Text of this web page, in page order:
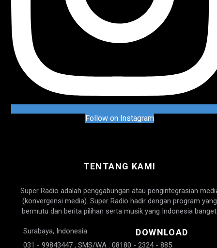
Follow on Instagram
TENTANG KAMI
Super Radio adalah penggabungan atau pengintegrasian
(konvergensi media). Super Radio hadir dengan program yang
bermutu dan berita pilihan serta musik yang Indonesia
Surabaya, Indonesia
031 - 99843447 , SMS/WA : 08180 - 2324 - 885
DOWNLOAD